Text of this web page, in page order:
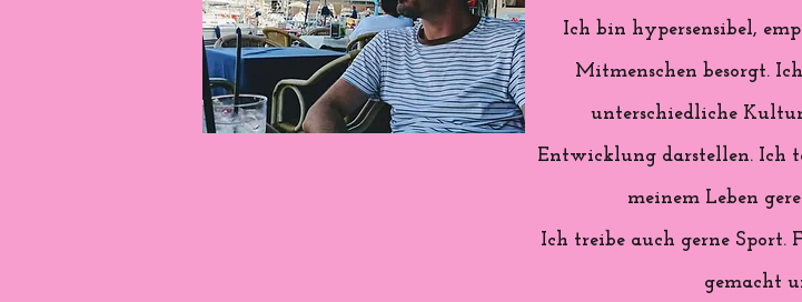
Ich bin hypersensibel,
Mitmenschen besorgt.
unterschiedliche
Entwicklung darstellen. Ich
meinem Leben
Ich treibe auch gerne
gemacht